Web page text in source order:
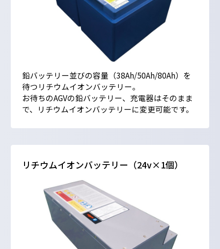
鉛バッテリー並びの容量（38Ah/50Ah/80Ah）を
待つリチウムイオンバッテリー。
お待ちのAGVの鉛バッテリー、充電器はそのまま
で、リチウムイオンバッテリーに変更可能です。
リチウムイオンバッテリー（24v×1個）